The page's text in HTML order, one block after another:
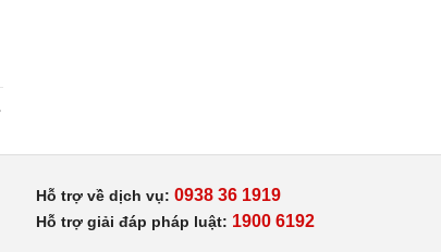
Hỗ trợ về dịch vụ: 0938 36 1919
Hỗ trợ giải đáp pháp luật: 1900 6192